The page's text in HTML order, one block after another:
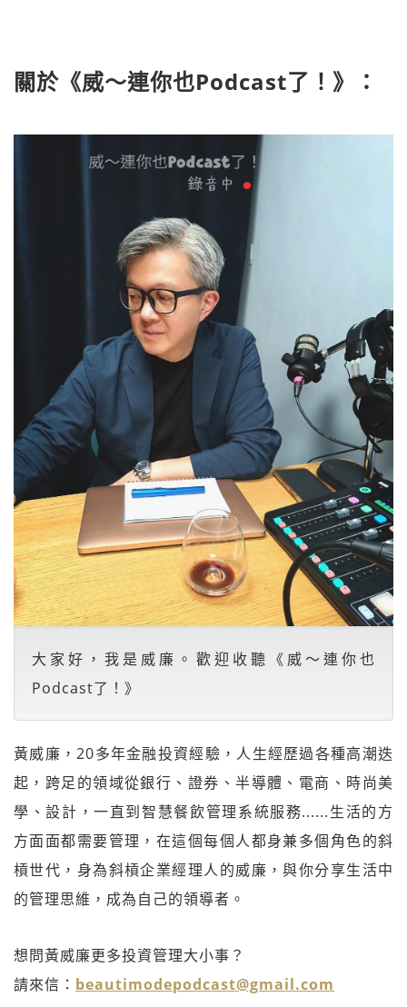
關於《威～連你也Podcast了！》：
大家好，我是威廉。歡迎收聽《威～連你也
Podcast了！》
黃威廉，20多年金融投資經驗，人生經歷過各種高潮迭
起，跨足的領域從銀行、證券、半導體、電商、時尚美
學、設計，一直到智慧餐飲管理系統服務......生活的方
方面面都需要管理，在這個每個人都身兼多個角色的斜
槓世代，身為斜槓企業經理人的威廉，與你分享生活中
的管理思維，成為自己的領導者。
想問黃威廉更多投資管理大小事？
請來信： beautimodepodcast@gmail.com